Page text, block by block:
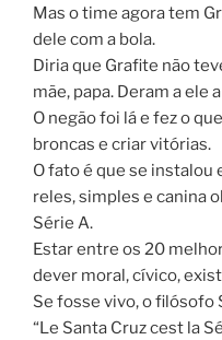
Mas o time agora tem
dele com a bola.
Diria que Grafite não
mãe, papa. Deram a ele
O negão foi lá e fez o
broncas e criar vitórias.
O fato é que se instalou
reles, simples e canina
Série A.
Estar entre os 20
dever moral, cívico,
Se fosse vivo, o filósofo
“Le Santa Cruz cest la